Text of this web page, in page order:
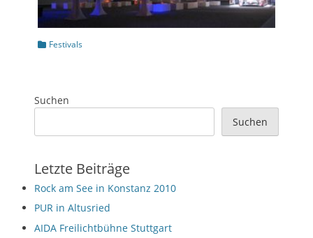
Kategorien
Festivals
Suchen
Suchen
Letzte Beiträge
Rock am See in Konstanz 2010
PUR in Altusried
AIDA Freilichtbühne Stuttgart